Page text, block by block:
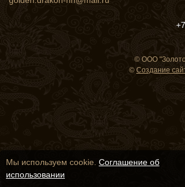
© ООО
© Создание
Мы используем cookie. Соглашение об
использовании